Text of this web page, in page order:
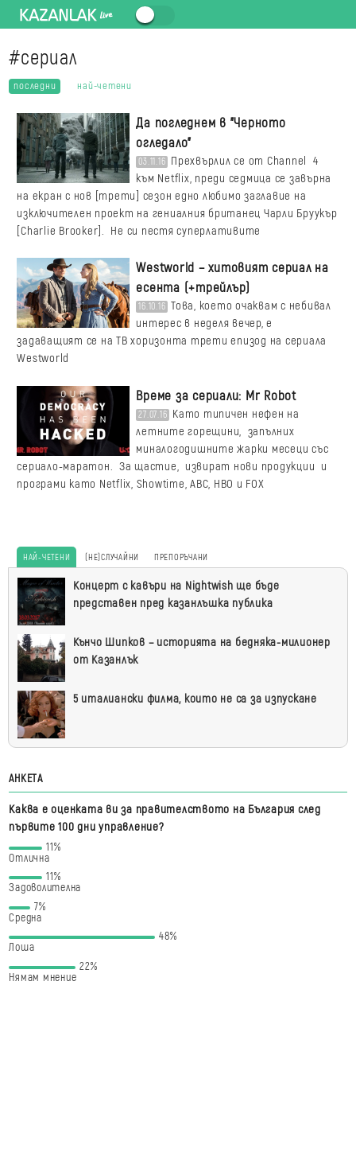
#сериал
последни най-четени
Да погледнем в "Черното
огледало"
03.11.16 Прехвърлил се от Channel 4
към Netflix, преди седмица се завърна
на екран с нов [трети] сезон едно любимо заглавие на
изключителен проект на гениалния британец Чарли Бруукър
[Charlie Brooker]. Не си пестя суперлативите
Westworld – хитовият сериал на
есента (+трейлър)
16.10.16 Това, което очаквам с небивал
интерес в неделя вечер, е
задаващият се на ТВ хоризонта трети епизод на сериала
Westworld
Време за сериали: Mr Robot
27.07.16 Като типичен нефен на
летните горещини, запълних
миналогодишните жарки месеци със
сериало-маратон. За щастие, извират нови продукции и
програми като Netflix, Showtime, ABC, HBO и FOX
НАЙ-ЧЕТЕНИ (НЕ)СЛУЧАЙНИ ПРЕПОРЪЧАНИ
Най-
четени
Концерт с кавъри на Nightwish ще бъде
представен пред казанлъшка публика
Кънчо Шипков – историята на бедняка-милионер
от Казанлък
5 италиански филма, които не са за изпускане
АНКЕТА
Каква е оценката ви за правителството на България след
първите 100 дни управление?
11%
Отлична
11%
Задоволителна
7%
Средна
48%
Лоша
22%
Нямам мнение